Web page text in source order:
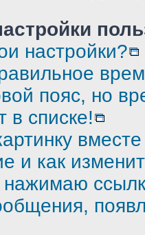
настройки?
пояс, но
в списке!
и как
нажимаю